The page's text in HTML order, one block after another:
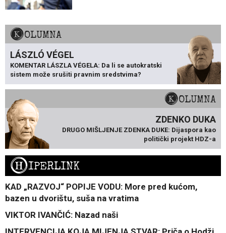
KOLUMNA
LÁSZLÓ VÉGEL
KOMENTAR LÁSZLA VÉGELA: Da li se autokratski
sistem može srušiti pravnim sredstvima?
KOLUMNA
ZDENKO DUKA
DRUGO MIŠLJENJE ZDENKA DUKE: Dijaspora kao
politički projekt HDZ-a
HIPERLINK
KAD „RAZVOJ“ POPIJE VODU: More pred kućom,
bazen u dvorištu, suša na vratima
VIKTOR IVANČIĆ: Nazad naši